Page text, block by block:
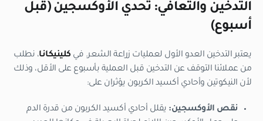
التدخين والتعافي: تحدي الأوكسجين (قبل
أسبوع)
يعتبر التدخين العدو الأول لعمليات زراعة الشعر. في كلينيكانا، نطلب
من عملائنا التوقف عن التدخين قبل العملية بأسبوع على الأقل، وذلك
لأن النيكوتين وأحادي أكسيد الكربون يؤثران على:
نقص الأوكسجين: يقلل أحادي أكسيد الكربون من قدرة الدم